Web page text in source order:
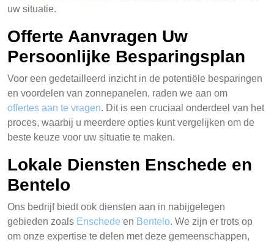
uw situatie.
Offerte Aanvragen Uw
Persoonlijke Besparingsplan
Voor een gedetailleerd inzicht in de potentiële besparingen
en voordelen van zonnepanelen, raden we aan om
offertes aan te vragen. Dit is een cruciaal onderdeel van het
proces, waarbij u meerdere opties kunt vergelijken om de
beste keuze voor uw situatie te maken.
Lokale Diensten Enschede en
Bentelo
Ons bedrijf biedt ook diensten aan in nabijgelegen
gebieden zoals Enschede en Bentelo. We zijn er trots op
om onze expertise te delen met deze gemeenschappen,